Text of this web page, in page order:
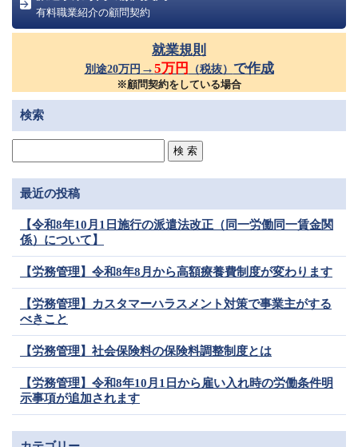
有料職業紹介の顧問契約
就業規則
別途20万円 →5万円 （税抜） で作成
※顧問契約をしている場合
検索
最近の投稿
【令和8年10月1日施行の派遣法改正（同一労働同一賃金関
係）について】
【労務管理】令和8年8月から高額療養費制度が変わります
【労務管理】カスタマーハラスメント対策で事業主がする
べきこと
【労務管理】社会保険料の保険料調整制度とは
【労務管理】令和8年10月1日から雇い入れ時の労働条件明
示事項が追加されます